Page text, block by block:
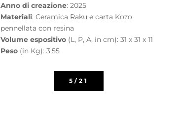
Anno di creazione: 2025
Materiali: Ceramica Raku e carta Kozo
pennellata con resina
Volume espositivo(L, P, A, in cm): 31 x 31 x 11
Peso(in Kg): 3,55
5/21